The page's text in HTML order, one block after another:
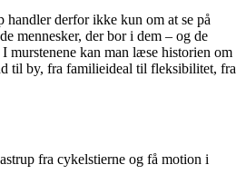
handler derfor ikke kun om at se på
mennesker, der bor i dem – og de
murstenene kan man læse historien om
til by, fra familieideal til fleksibilitet, fra
fra cykelstierne og få motion i